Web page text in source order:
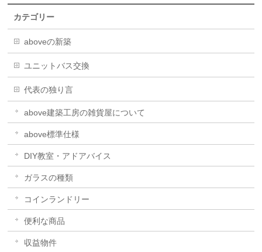
カテゴリー
aboveの新築
ユニットバス交換
代表の独り言
above建築工房の雑貨屋について
above標準仕様
DIY教室・アドアバイス
ガラスの種類
コインランドリー
便利な商品
収益物件